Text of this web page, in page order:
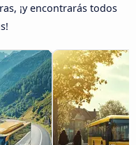
¡y encontrarás todos